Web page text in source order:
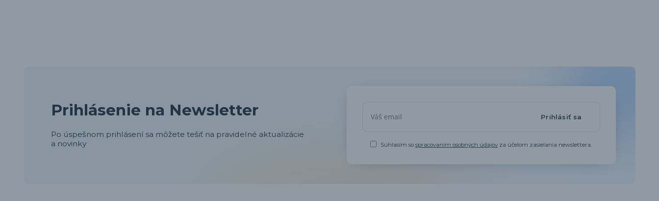
Prihlásenie na Newsletter
Po úspešnom prihlásení sa môžete tešiť na pravidelné aktualizácie
a novinky
Prihlásiť sa
Súhlasím sospracovaním osobných údajov za účelom zasielania newslettera.